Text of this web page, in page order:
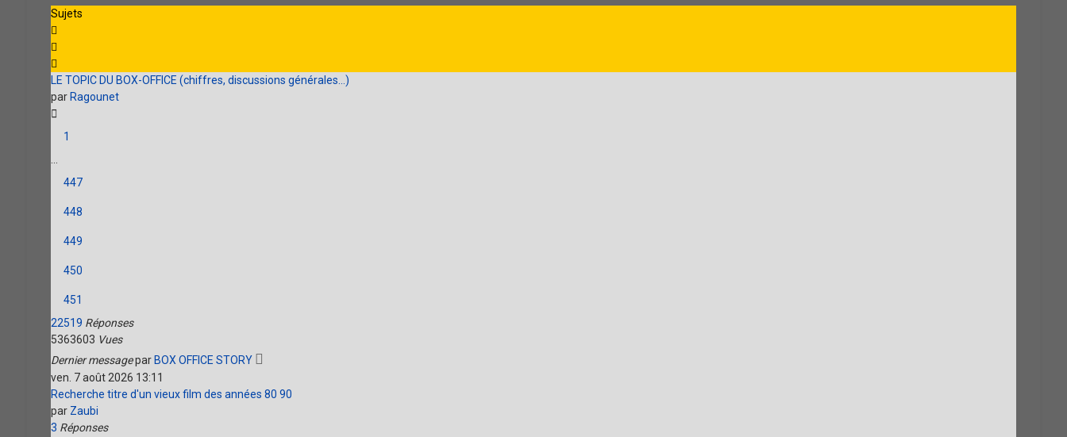
Sujets
LE TOPIC DU BOX-OFFICE (chiffres, discussions générales...)
par Ragounet
1
447
448
449
450
451
22519 Réponses
5363603 Vues
Dernier messagepar BOX OFFICE STORY
ven. 7 août 2026 13:11
Recherche titre d'un vieux film des années 80 90
par Zaubi
3 Réponses